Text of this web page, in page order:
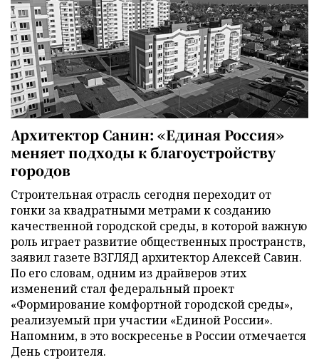
Архитектор Санин: «Единая Россия»
меняет подходы к благоустройству
городов
Строительная отрасль сегодня переходит от
гонки за квадратными метрами к созданию
качественной городской среды, в которой важную
роль играет развитие общественных пространств,
заявил газете ВЗГЛЯД архитектор Алексей Савин.
По его словам, одним из драйверов этих
изменений стал федеральный проект
«Формирование комфортной городской среды»,
реализуемый при участии «Единой России».
Напомним, в это воскресенье в России отмечается
День строителя.